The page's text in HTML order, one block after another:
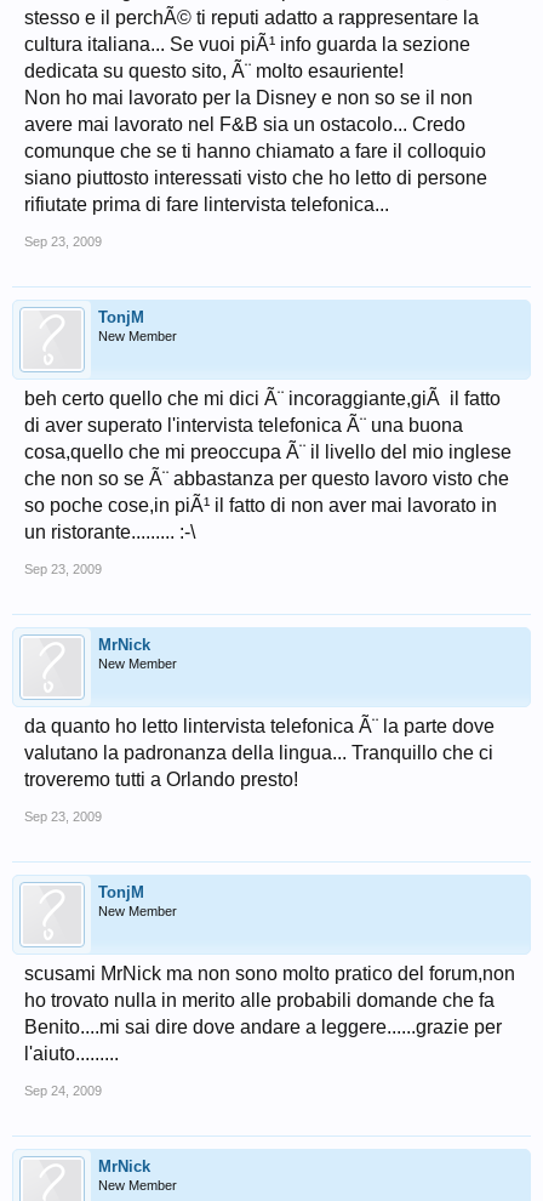
stesso e il perchÃ© ti reputi adatto a rappresentare la
cultura italiana... Se vuoi piÃ¹ info guarda la sezione
dedicata su questo sito, Ã¨ molto esauriente!
Non ho mai lavorato per la Disney e non so se il non
avere mai lavorato nel F&B sia un ostacolo... Credo
comunque che se ti hanno chiamato a fare il colloquio
siano piuttosto interessati visto che ho letto di persone
rifiutate prima di fare lintervista telefonica...
Sep 23, 2009
TonjM
New Member
beh certo quello che mi dici Ã¨ incoraggiante,giÃ il fatto
di aver superato l'intervista telefonica Ã¨ una buona
cosa,quello che mi preoccupa Ã¨ il livello del mio inglese
che non so se Ã¨ abbastanza per questo lavoro visto che
so poche cose,in piÃ¹ il fatto di non aver mai lavorato in
un ristorante......... :-\
Sep 23, 2009
MrNick
New Member
da quanto ho letto lintervista telefonica Ã¨ la parte dove
valutano la padronanza della lingua... Tranquillo che ci
troveremo tutti a Orlando presto!
Sep 23, 2009
TonjM
New Member
scusami MrNick ma non sono molto pratico del forum,non
ho trovato nulla in merito alle probabili domande che fa
Benito....mi sai dire dove andare a leggere......grazie per
l'aiuto.........
Sep 24, 2009
MrNick
New Member